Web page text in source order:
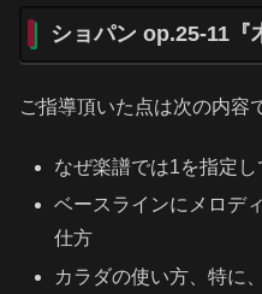
ショパン op.25-11『
ご指導頂いた点は次の内容
なぜ楽譜では1を指定
ベースラインにメロデ
仕方
カラダの使い方、特に